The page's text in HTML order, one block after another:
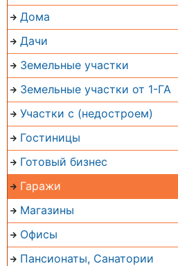
Дома
Дачи
Земельные участки
Земельные участки от 1-ГА
Участки с (недостроем)
Гостиницы
Готовый бизнес
Гаражи
Магазины
Офисы
Пансионаты, Санатории